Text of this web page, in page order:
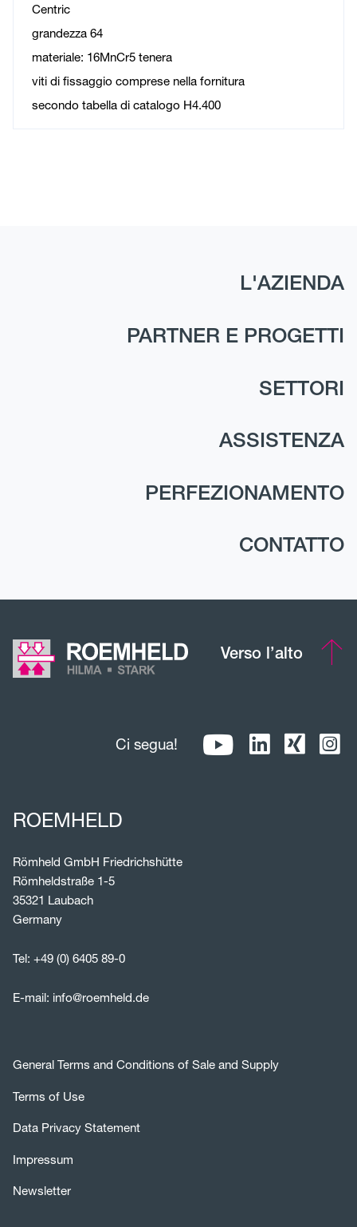
Centric
grandezza 64
materiale: 16MnCr5 tenera
viti di fissaggio comprese nella fornitura
secondo tabella di catalogo H4.400
L'AZIENDA
PARTNER E PROGETTI
SETTORI
ASSISTENZA
PERFEZIONAMENTO
CONTATTO
Verso l’alto
Ci segua!
ROEMHELD
Römheld GmbH Friedrichshütte
Römheldstraße 1-5
35321 Laubach
Germany
Tel: +49 (0) 6405 89-0
E-mail: info@roemheld.de
General Terms and Conditions of Sale and Supply
Terms of Use
Data Privacy Statement
Impressum
Newsletter